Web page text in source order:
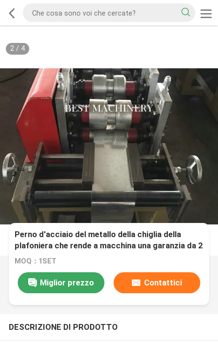
2/ 4
Perno d'acciaio del metallo della chiglia della
plafoniera che rende a macchina una garanzia da 2
anni
MOQ：1SET
Miglior prezzo Contattici
DESCRIZIONE DI PRODOTTO